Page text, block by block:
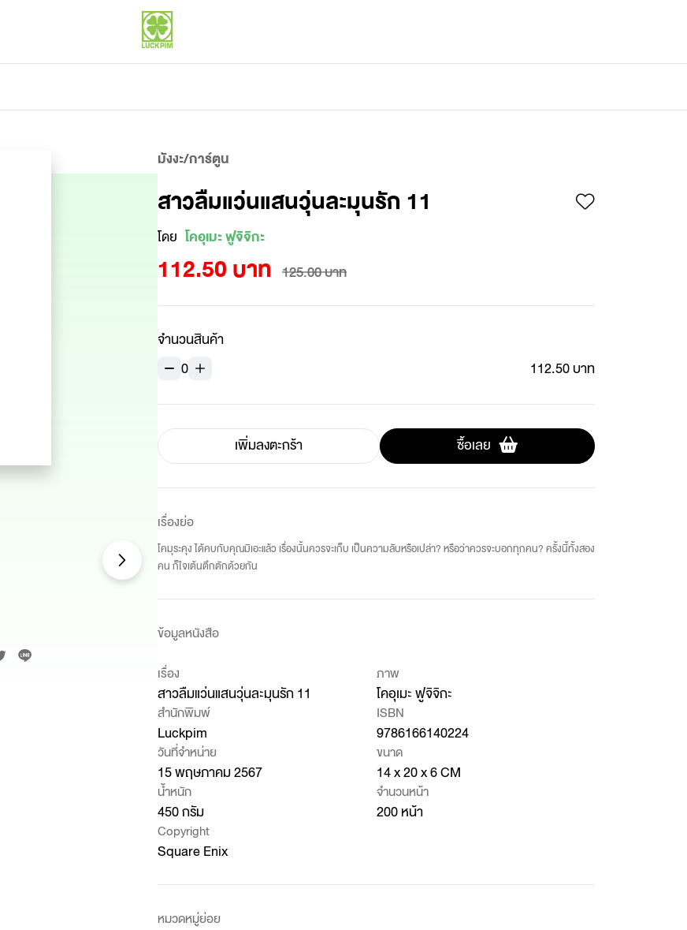
เข้าสู่ระบบ/สมัครสมาชิก
มังงะ/การ์ตูน
สาวลืมแว่นแสนวุ่นละมุนรัก 11
โดย โคอุเมะ ฟูจิจิกะ
112.50 บาท 125.00 บาท
จำนวนสินค้า
0
112.50 บาท
เพิ่มลงตะกร้า ซื้อเลย
เรื่องย่อ
โคมุระคุง ได้คบกับคุณมิเอะแล้ว เรื่องนั้นควรจะเก็บ เป็นความลับหรือเปล่า? หรือว่าควรจะบอกทุกคน? ครั้งนี้ทั้งสอง
คน ก็ใจเต้นตึกตักด้วยกัน
ข้อมูลหนังสือ
เรื่อง
สาวลืมแว่นแสนวุ่นละมุนรัก 11
ภาพ
โคอุเมะ ฟูจิจิกะ
สำนักพิมพ์
Luckpim
ISBN
9786166140224
วันที่จำหน่าย
15 พฤษภาคม 2567
ขนาด
14 x 20 x 6 CM
น้ำหนัก
450 กรัม
จำนวนหน้า
200 หน้า
Copyright
Square Enix
หมวดหมู่ย่อย